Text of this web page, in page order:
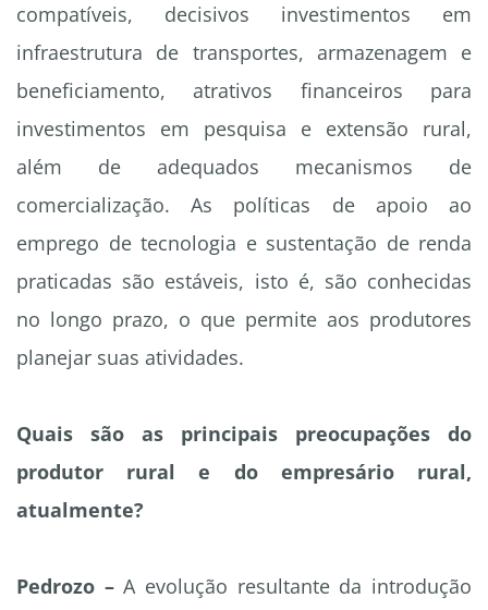
compatíveis, decisivos investimentos em
infraestrutura de transportes, armazenagem e
beneficiamento, atrativos financeiros para
investimentos em pesquisa e extensão rural,
além de adequados mecanismos de
comercialização. As políticas de apoio ao
emprego de tecnologia e sustentação de renda
praticadas são estáveis, isto é, são conhecidas
no longo prazo, o que permite aos produtores
planejar suas atividades.
Quais são as principais preocupações do
produtor rural e do empresário rural,
atualmente?
Pedrozo –A evolução resultante da introdução